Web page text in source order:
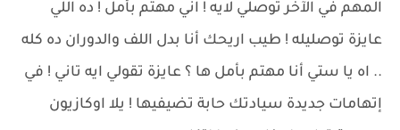
المهم في الآخر توصلي لايه ! اني مهتم بأمل ! ده اللي
عايزة توصليله ! طيب اريحك أنا بدل اللف والدوران ده كله
.. اه يا ستي أنا مهتم بأمل ها ؟ عايزة تقولي ايه تاني ! في
إتهامات جديدة سيادتك حابة تضيفيها ! يلا اوكازيون